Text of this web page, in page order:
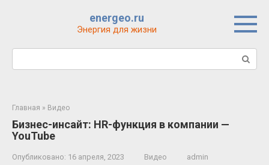
energeo.ru
Энергия для жизни
Поиск:
Главная » Видео
Бизнес-инсайт: HR-функция в компании —
YouTube
Опубликовано: 16 апреля, 2023 Видео admin